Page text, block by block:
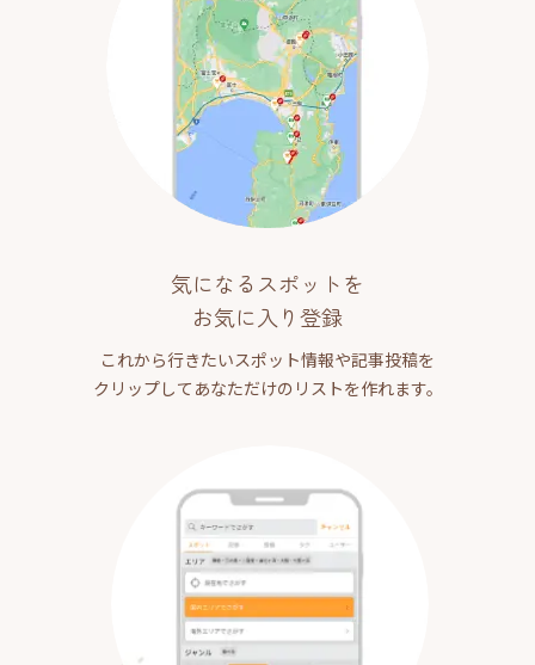
気になるスポットを
お気に入り登録
これから行きたいスポット情報や記事投稿を
クリップしてあなただけのリストを作れます。